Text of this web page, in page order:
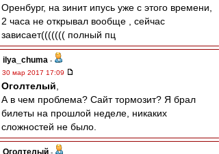
Оренбург, на зинит ипусь уже с этого времени,
2 часа не открывал вообще , сейчас
зависает((((((( полный пц
ilya_chuma -
30 мар 2017 17:09
Оголтелый
А в чем проблема? Сайт тормозит? Я брал
билеты на прошлой неделе, никаких
сложностей не было.
Оголтелый -